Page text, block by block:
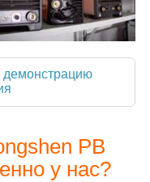
демонстрацию
PB
у нас?